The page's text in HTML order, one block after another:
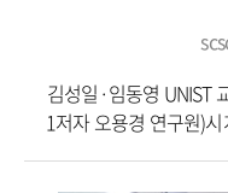
산업 전반의 지속 가능
https://
최신 기술 동향을 공
기업들과 연계해 상용
강화해 나갈 계획이다.
도입 사례, 정부 과제, 글
김성일·임동영 UNIST
1저자 오용경 연구원)